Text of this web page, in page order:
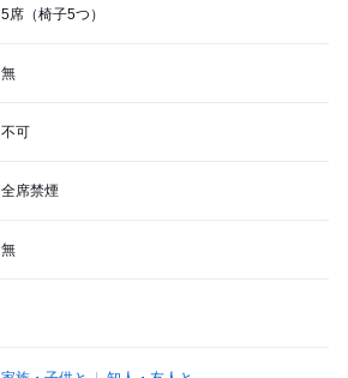
5席（椅子5つ）
無
不可
全席禁煙
無